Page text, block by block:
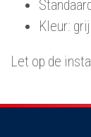
Kleur:
Let op de